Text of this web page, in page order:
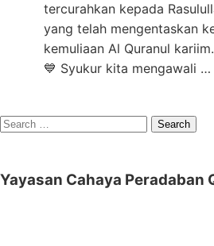
tercurahkan kepada
yang telah mengentaskan
kemuliaan Al Quranul
💙 Syukur kita mengawali …
Search
Yayasan Cahaya Peradaban